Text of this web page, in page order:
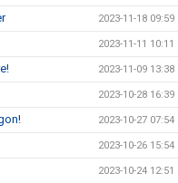
2023-11-18 09:59
2023-11-11 10:11
2023-11-09 13:38
2023-10-28 16:39
2023-10-27 07:54
2023-10-26 15:54
2023-10-24 12:51